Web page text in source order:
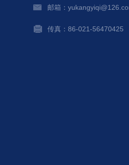
邮箱：
传真：86-021-56470425